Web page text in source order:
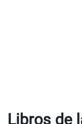
Libros de